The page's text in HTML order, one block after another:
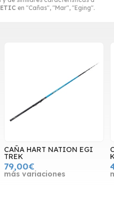
en "Cañas", "Mar", "Eging".
CAÑA HART NATION EGI
TREK
79,00€
más variaciones